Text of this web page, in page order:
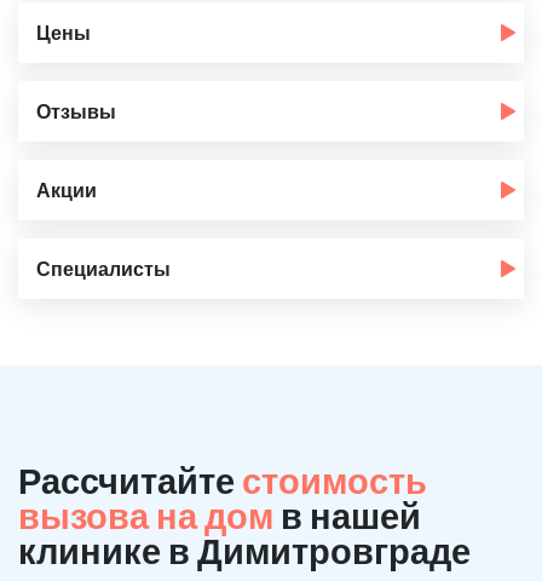
Цены
Отзывы
Акции
Специалисты
Рассчитайте стоимость
вызова на дом в нашей
клинике в Димитровграде